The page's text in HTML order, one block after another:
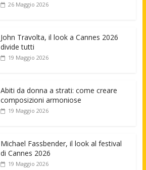
26 Maggio 2026
John Travolta, il look a Cannes 2026
divide tutti
19 Maggio 2026
Abiti da donna a strati: come creare
composizioni armoniose
19 Maggio 2026
Michael Fassbender, il look al festival
di Cannes 2026
19 Maggio 2026